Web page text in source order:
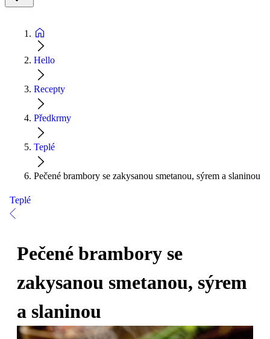
Hello
Recepty
Předkrmy
Teplé
Pečené brambory se zakysanou smetanou, sýrem a slaninou
Teplé
Pečené brambory se
zakysanou smetanou, sýrem
a slaninou